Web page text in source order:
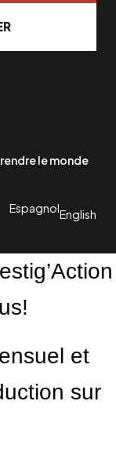
le monde
EspagnolEnglish
et
sur